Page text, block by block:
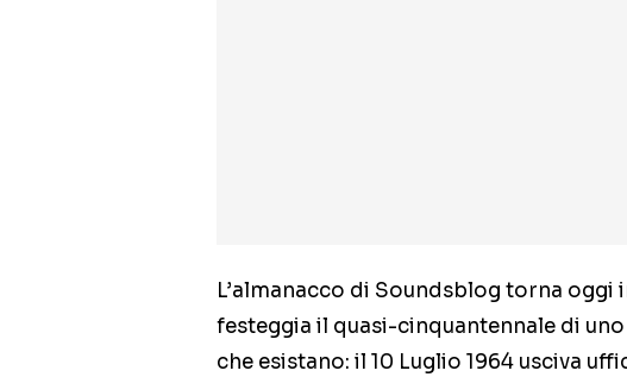
L’almanacco di Soundsblog torna
festeggia il quasi-cinquantennale di
che esistano: il 10 Luglio 1964 usciva